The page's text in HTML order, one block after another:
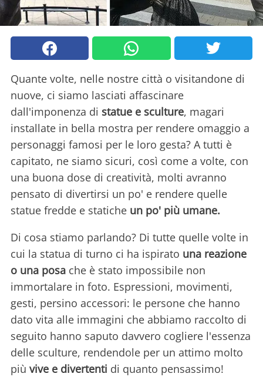
Quante volte, nelle nostre città o visitandone di
nuove, ci siamo lasciati affascinare
dall'imponenza di statue e sculture, magari
installate in bella mostra per rendere omaggio a
personaggi famosi per le loro gesta? A tutti è
capitato, ne siamo sicuri, così come a volte, con
una buona dose di creatività, molti avranno
pensato di divertirsi un po' e rendere quelle
statue fredde e statiche un po' più umane.
Di cosa stiamo parlando? Di tutte quelle volte in
cui la statua di turno ci ha ispirato una reazione
o una posa che è stato impossibile non
immortalare in foto. Espressioni, movimenti,
gesti, persino accessori: le persone che hanno
dato vita alle immagini che abbiamo raccolto di
seguito hanno saputo davvero cogliere l'essenza
delle sculture, rendendole per un attimo molto
più vive e divertenti di quanto pensassimo!